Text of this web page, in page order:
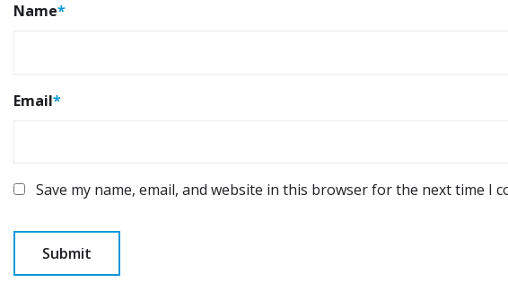
Name*
Email*
Save my name, email, and website in this browser for the next time I